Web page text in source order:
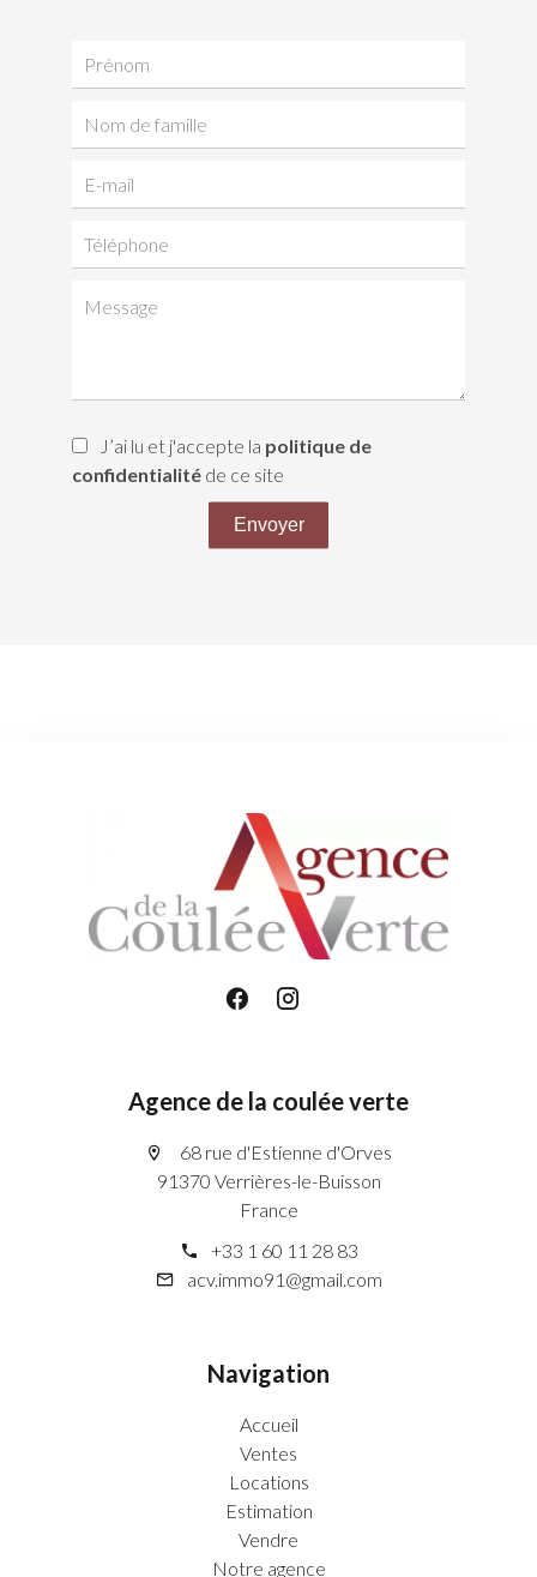
J’ai lu et j'accepte la politique de
confidentialité de ce site
Envoyer
Agence de la coulée verte
68 rue d'Estienne d'Orves
91370 Verrières-le-Buisson
France
+33 1 60 11 28 83
acv.immo91@gmail.com
Navigation
Accueil
Ventes
Locations
Estimation
Vendre
Notre agence